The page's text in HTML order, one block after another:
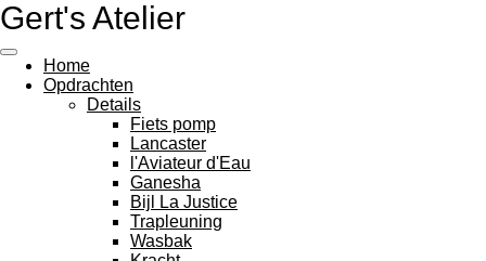
Ga
naar
hoofdinhoud
Gert's Atelier
Home
Opdrachten
Details
Fiets pomp
Lancaster
l'Aviateur d'Eau
Ganesha
Bijl La Justice
Trapleuning
Wasbak